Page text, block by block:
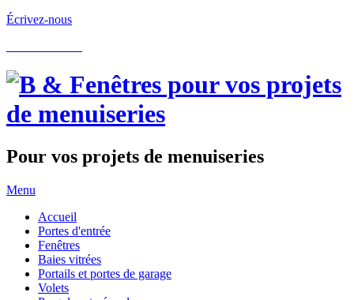
Écrivez-nous
Pour vos projets de menuiseries
Menu
Accueil
Portes d'entrée
Fenêtres
Baies vitrées
Portails et portes de garage
Volets